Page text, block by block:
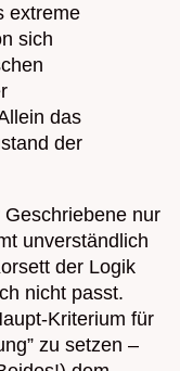
extreme
sich
das
der
nur
unverständlich
der Logik
nicht passt.
Kriterium für
zu setzen –